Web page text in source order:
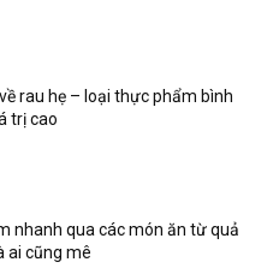
rau hẹ – loại thực phẩm bình
trị cao
nhanh qua các món ăn từ quả
ai cũng mê